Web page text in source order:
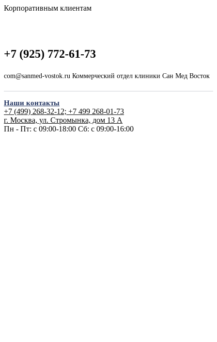
Корпоративным клиентам
+7 (925) 772-61-73
com@sanmed-vostok.ru Коммерческий отдел клиники Сан Мед Восток
Наши контакты
+7 (499) 268-32-12; +7 499 268-01-73
г. Москва, ул. Стромынка, дом 13 А
Пн - Пт: с 09:00-18:00 Сб: с 09:00-16:00